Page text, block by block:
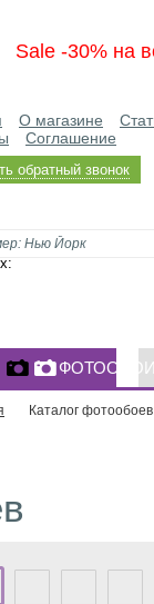
Sale -30% на
О магазине
Соглашение
обратный звонок
Каталог фотообоев